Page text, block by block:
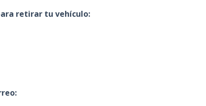
retirar tu vehículo: